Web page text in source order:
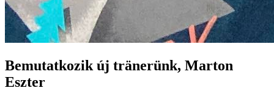
Bemutatkozik új tränerünk, Marton
Eszter